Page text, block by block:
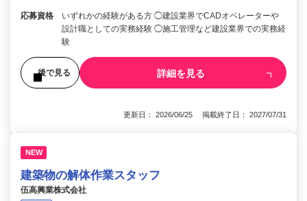
応募資格
いずれかの経験がある方 ◯建設業界でCADオペレーターや
設計職としての実務経験 ◯施工管理など建設業界での実務経
験
後で見る 詳細を見る
更新日： 2026/06/25 掲載終了日： 2027/07/31
NEW
建築物の解体作業スタッフ
伍高興業株式会社